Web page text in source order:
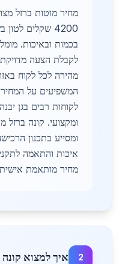
מחיר מוטות ברזל
בכמות ובאיכות.
לקבלת הצעה מדויקת.
מהירה לכל לקוח
המשפיעים על המחיר
לקוחות רבים בגן
ומקצועי. קונה ברזל
ומסייע בתכנון
איכות והתאמה
מחיר מותאמת
2 איך למצוא קונה